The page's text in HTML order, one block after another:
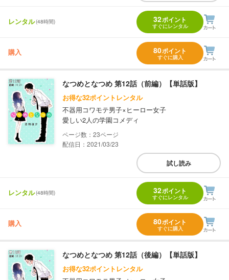
レンタル(48時間) 32ポイント
すぐにレンタル
購入 80ポイント
すぐに購入
なつめとなつめ 第12話（前編）【単話版】
お得な32ポイントレンタル
不器用コワモテ男子×ヒーロー女子
愛しい2人の学園コメディ
23
配信日：2021/03/23
試し読み
レンタル(48時間) 32ポイント
すぐにレンタル
購入 80ポイント
すぐに購入
なつめとなつめ 第12話（後編）【単話版】
お得な32ポイントレンタル